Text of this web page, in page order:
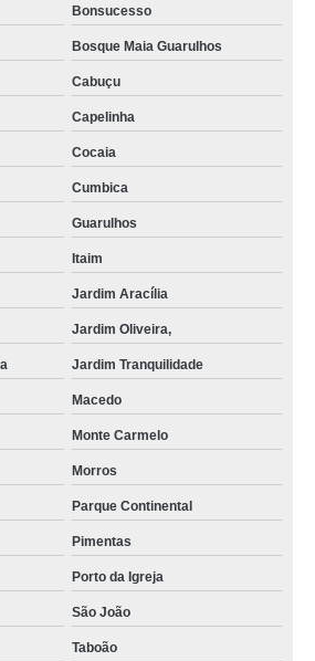
Bonsucesso
Bosque Maia Guarulhos
Cabuçu
Capelinha
Cocaia
Cumbica
Guarulhos
Itaim
Jardim Aracília
Jardim Oliveira,
Jardim Tranquilidade
Macedo
Monte Carmelo
Morros
Parque Continental
Pimentas
Porto da Igreja
São João
Taboão